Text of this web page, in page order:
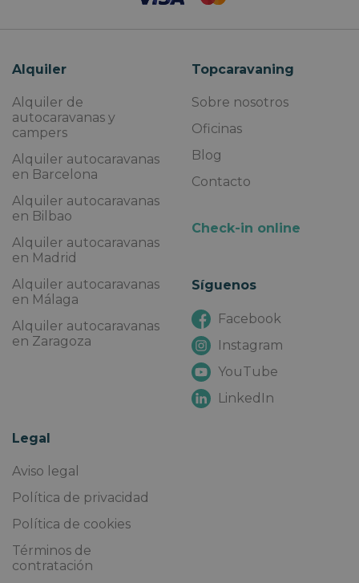
Alquiler
Alquiler de
autocaravanas y
campers
Alquiler autocaravanas
en Barcelona
Alquiler autocaravanas
en Bilbao
Alquiler autocaravanas
en Madrid
Alquiler autocaravanas
en Málaga
Alquiler autocaravanas
en Zaragoza
Topcaravaning
Sobre nosotros
Oficinas
Blog
Contacto
Check-in online
Síguenos
Facebook
Instagram
YouTube
LinkedIn
Legal
Aviso legal
Política de privacidad
Política de cookies
Términos de
contratación